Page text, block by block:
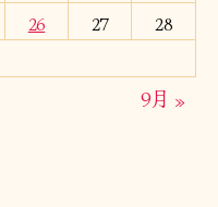
26 27
28
9月 »